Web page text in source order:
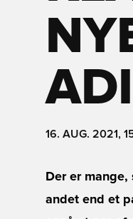
16. AUG. 2021,
Der er
andet end et